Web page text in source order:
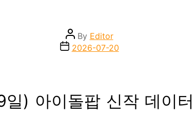
Post
author
By Editor
Post2026-07-20
) 아이돌팝 신작 데이